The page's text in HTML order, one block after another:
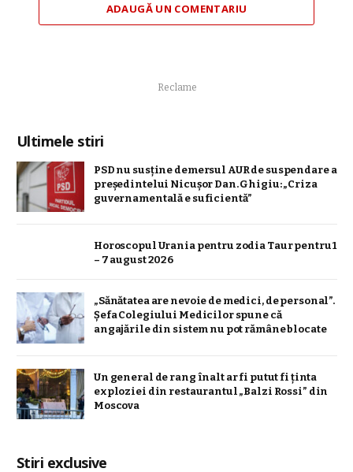
ADAUGĂ UN COMENTARIU
Reclame
Ultimele stiri
PSD nu susține demersul AUR de suspendare a
președintelui Nicușor Dan. Ghigiu: „Criza
guvernamentală e suficientă”
Horoscopul Urania pentru zodia Taur pentru 1
– 7 august 2026
„Sănătatea are nevoie de medici, de personal”.
Șefa Colegiului Medicilor spune că
angajările din sistem nu pot rămâne blocate
Un general de rang înalt ar fi putut fi ținta
exploziei din restaurantul „Balzi Rossi” din
Moscova
Stiri exclusive